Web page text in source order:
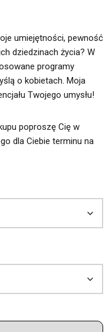
umiejętności, pewność
dziedzinach życia? W
programy
o kobietach. Moja
Twojego umysłu!
poproszę Cię w
dla Ciebie terminu na